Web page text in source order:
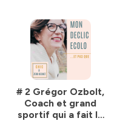
# 2 Grégor Ozbolt,
Coach et grand
sportif qui a fait le